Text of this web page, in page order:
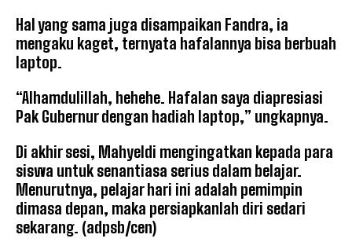
Hal yang sama juga disampaikan Fandra, ia
mengaku kaget, ternyata hafalannya bisa berbuah
laptop.
“Alhamdulillah, hehehe. Hafalan saya diapresiasi
Pak Gubernur dengan hadiah laptop,” ungkapnya.
Di akhir sesi, Mahyeldi mengingatkan kepada para
siswa untuk senantiasa serius dalam belajar.
Menurutnya, pelajar hari ini adalah pemimpin
dimasa depan, maka persiapkanlah diri sedari
sekarang. (adpsb/cen)